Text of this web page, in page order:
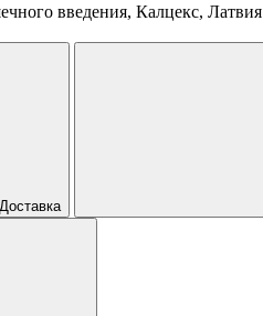
введения, Калцекс, Латвия
Доставка